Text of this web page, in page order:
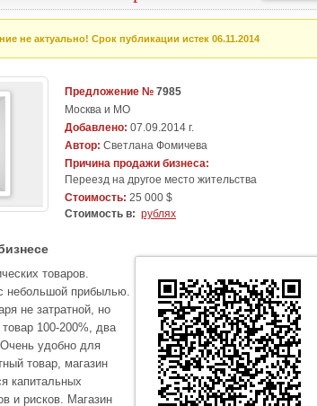
не актуально! Срок публикации истек 06.11.2014
Предложение № 7985
Москва и МО
Добавлено: 07.09.2014 г.
Автор: Светлана Фомичева
Причина продажи бизнеса:
Переезд на другое место жительства
Стоимость: 25 000 $
Стоимость в: рублях
товаров.
небольшой прибылью.
не затратной, но
100-200%, два
удобно для
товар, магазин
капитальных
и рисков. Магазин